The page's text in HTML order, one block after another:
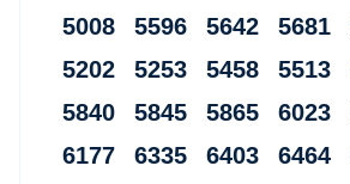
5008 5596 5642 5681
5202 5253 5458 5513
5840 5845 5865 6023
6177 6335 6403 6464